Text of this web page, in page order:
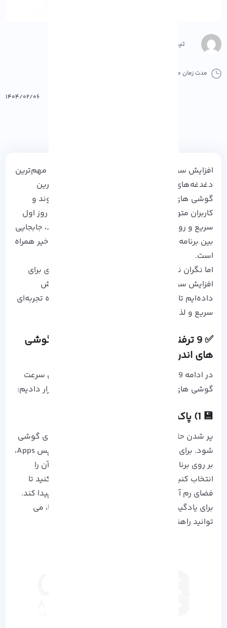
تیم محتوا
مدت زمان مطالعه :
۱۴۰۴/۰۲/۰۶
افزایش سرعت گوشی‌ های اندروید قدیمی یکی از مهم‌ترین
دغدغه‌های کاربران است. با گذشت زمان، حتی بهترین
گوشی‌ های اندرویدی هم دچار افت سرعت می‌شوند و
کاربران متوجه می‌شوند که گوشی‌شان دیگر مثل روز اول
سریع و روان نیست. اپلیکیشن‌ها دیر باز می‌شوند، جابجایی
بین برنامه‌ها کند شده و حتی تایپ کردن هم با تأخیر همراه
است.
اما نگران نباشید! در این مقاله، ترفندهایی کاربردی برای
افزایش سرعت گوشی‌ های اندرویدی قدیمی آموزش
داده‌ایم تا بتوانید بدون خرید گوشی جدید، دوباره تجربه‌ای
سریع و لذت‌بخش داشته باشید.
✅ 9 ترفند کاربردی برای افزایش سرعت گوشی‌
های اندروید قدیمی
در ادامه 9 ترفندی که می تواند به شما در افزایش سرعت
گوشی های اندرویدی کمک کند را، مورد بررسی قرار دادیم:
💾 1) پاکسازی حافظه پنهان (Cache)
پر شدن حافظه کش برنامه ها می تواند دلیل کندی گوشی
شود. برای پاکسازی آن می توانید از تنظیمات و سپس Apps،
بر روی برنامه های پرمصرف زده و گزینه Storage آن را
انتخاب کنید. در پایان بر روی Clear_Cache کلیک کنید تا
فضای رم آزاد شده و سرعت اجرای برنامه افزایش پیدا کند.
برای یادگیری بیشتر درباره پاکسازی کش برنامه ها، می
توانید راهنمایی رسمی گوگل